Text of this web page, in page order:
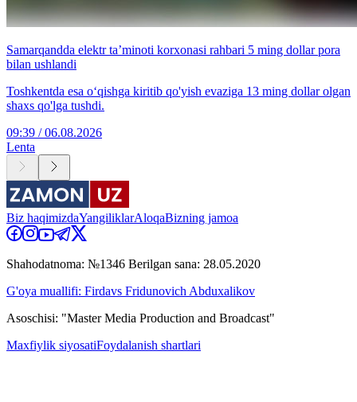
Samarqandda elektr ta’minoti korxonasi rahbari 5 ming dollar pora
bilan ushlandi
Toshkentda esa o‘qishga kiritib qo'yish evaziga 13 ming dollar olgan
shaxs qo'lga tushdi.
09:39 / 06.08.2026
Lenta
Biz haqimizdaYangiliklarAloqaBizning jamoa
Shahodatnoma: №1346 Berilgan sana: 28.05.2020
G'oya muallifi: Firdavs Fridunovich Abduxalikov
Asoschisi: "Master Media Production and Broadcast"
Maxfiylik siyosatiFoydalanish shartlari